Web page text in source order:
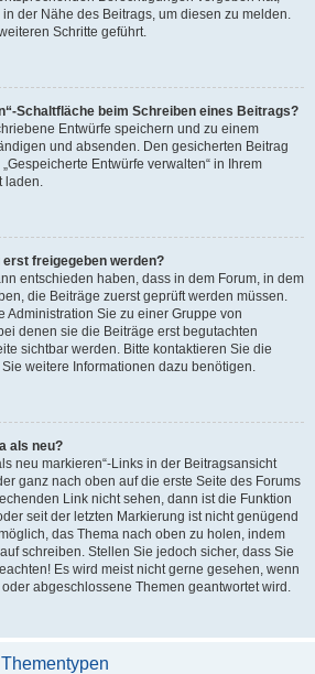
der Nähe des Beitrags, um diesen zu melden.
Schritte geführt.
Schaltfläche beim Schreiben eines Beitrags?
Entwürfe speichern und zu einem
und absenden. Den gesicherten Beitrag
Entwürfe verwalten“ in Ihrem
laden.
freigegeben werden?
entschieden haben, dass in dem Forum, in dem
die Beiträge zuerst geprüft werden müssen.
Administration Sie zu einer Gruppe von
denen sie die Beiträge erst begutachten
sichtbar werden. Bitte kontaktieren Sie die
weitere Informationen dazu benötigen.
als neu?
neu markieren“-Links in der Beitragsansicht
ganz nach oben auf die erste Seite des Forums
Link nicht sehen, dann ist die Funktion
seit der letzten Markierung ist nicht genügend
das Thema nach oben zu holen, indem
schreiben. Stellen Sie jedoch sicher, dass Sie
Es wird meist nicht gerne gesehen, wenn
abgeschlossene Themen geantwortet wird.